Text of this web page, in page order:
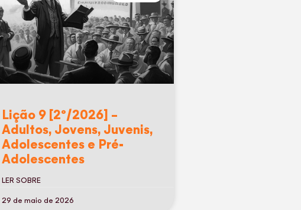
Lição 9 [2º/2026] –
Adultos, Jovens, Juvenis,
Adolescentes e Pré-
Adolescentes
LER SOBRE
29 de maio de 2026